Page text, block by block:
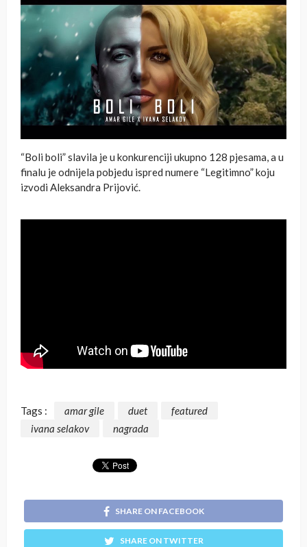
“Boli boli” slavila je u konkurenciji ukupno 128 pjesama, a u
finalu je odnijela pobjedu ispred numere “Legitimno” koju
izvodi Aleksandra Prijović.
Tags : amar gile duet
featured
ivana selakov
nagrada
SHARE ON FACEBOOK
SHARE ON TWITTER